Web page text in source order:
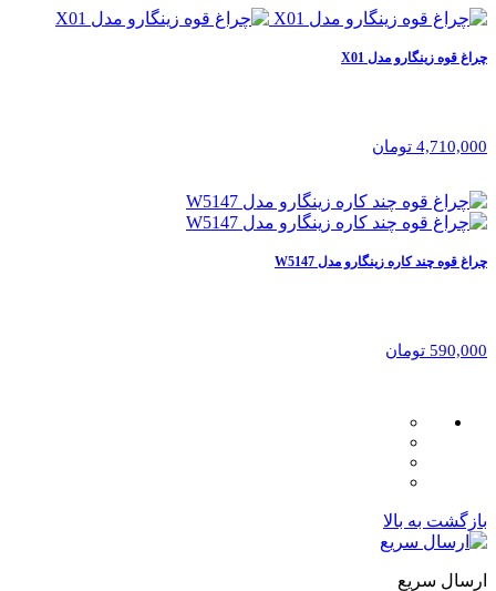
چراغ قوه زینگارو مدل X01
4,710,000 تومان
چراغ قوه چند کاره زینگارو مدل W5147
590,000 تومان
بازگشت به بالا
ارسال سریع